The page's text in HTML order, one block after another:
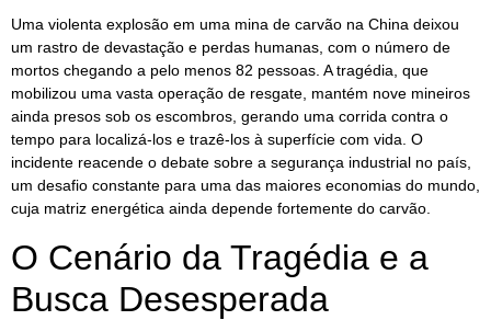
Uma violenta explosão em uma mina de carvão na China deixou
um rastro de devastação e perdas humanas, com o número de
mortos chegando a pelo menos 82 pessoas. A tragédia, que
mobilizou uma vasta operação de resgate, mantém nove mineiros
ainda presos sob os escombros, gerando uma corrida contra o
tempo para localizá-los e trazê-los à superfície com vida. O
incidente reacende o debate sobre a segurança industrial no país,
um desafio constante para uma das maiores economias do mundo,
cuja matriz energética ainda depende fortemente do carvão.
O Cenário da Tragédia e a
Busca Desesperada